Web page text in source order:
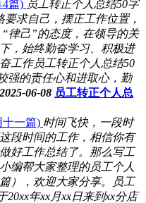
4篇) 员工转正个人总结50字
求自己，摆正工作位置，
律己”的态度，在领导的关
，始终勤奋学习、积极进
工作员工转正个人总结50
强的责任心和进取心，勤
06-08 员工转正个人总
十一篇) 时间飞快，一段时
段时间的工作，相信你有
好工作总结了。那么写工
编帮大家整理的员工个人
），欢迎大家分享。员工
20xx年xx月xx日来到xx分店